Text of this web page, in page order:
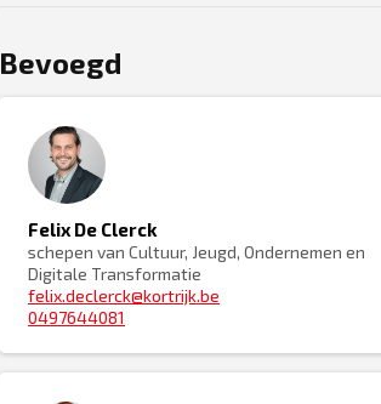
Bevoegd
Felix De Clerck
schepen van Cultuur, Jeugd, Ondernemen en
Digitale Transformatie
felix.declerck@kortrijk.be
0497644081